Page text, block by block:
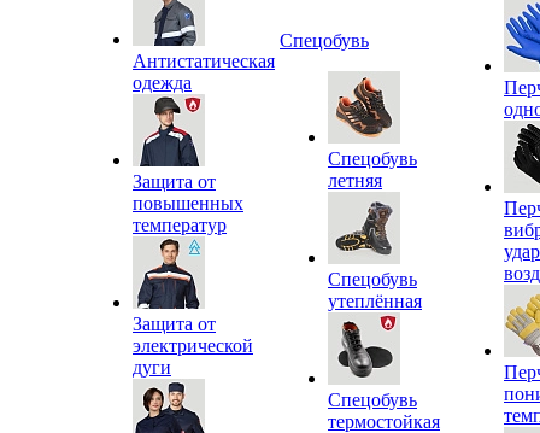
Антистатическая
одежда
Защита от
повышенных
температур
Защита от
электрической
дуги
Спецобувь
Спецобувь
летняя
Спецобувь
утеплённая
Спецобувь
термостойкая